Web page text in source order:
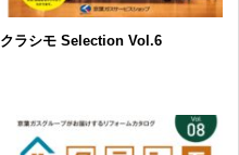
クラシモ Selection Vol.6